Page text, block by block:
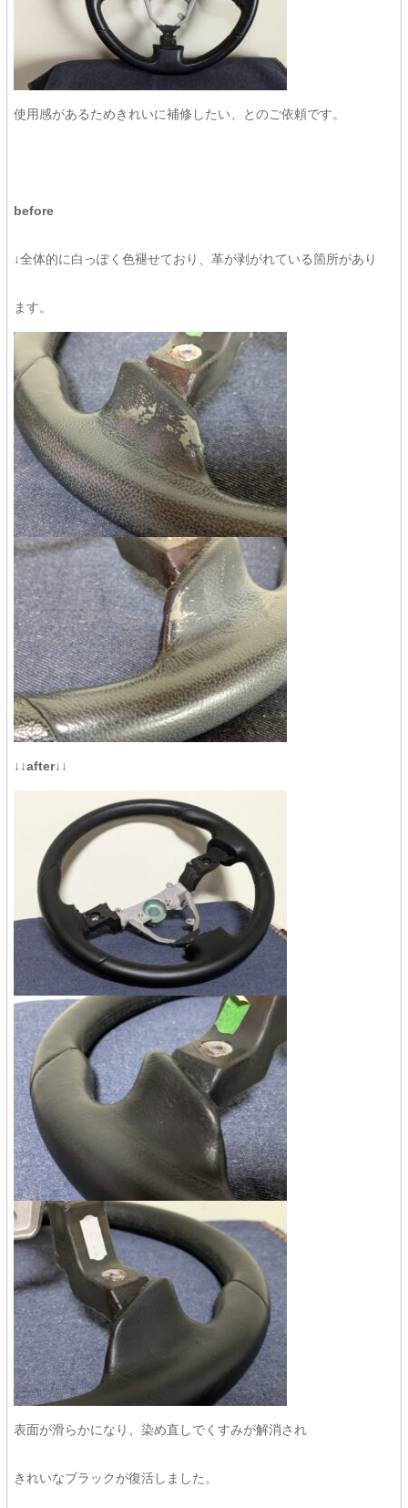
使用感があるためきれいに補修したい、とのご依頼です。
before
↓全体的に白っぽく色褪せており、革が剥がれている箇所があり
ます。
↓↓after↓↓
表面が滑らかになり、染め直しでくすみが解消され
きれいなブラックが復活しました。